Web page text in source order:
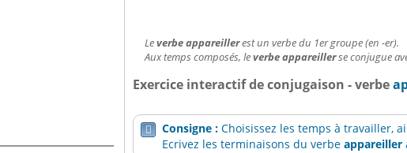
Leverbe appareillerest un verbe du 1er groupe (en -er).
Aux temps composés, leverbe appareillerse conjugue
Exercice interactif de conjugaison - verbe
 Consigne :Choisissez les temps à travailler,
Ecrivez les terminaisons du verbeappareiller